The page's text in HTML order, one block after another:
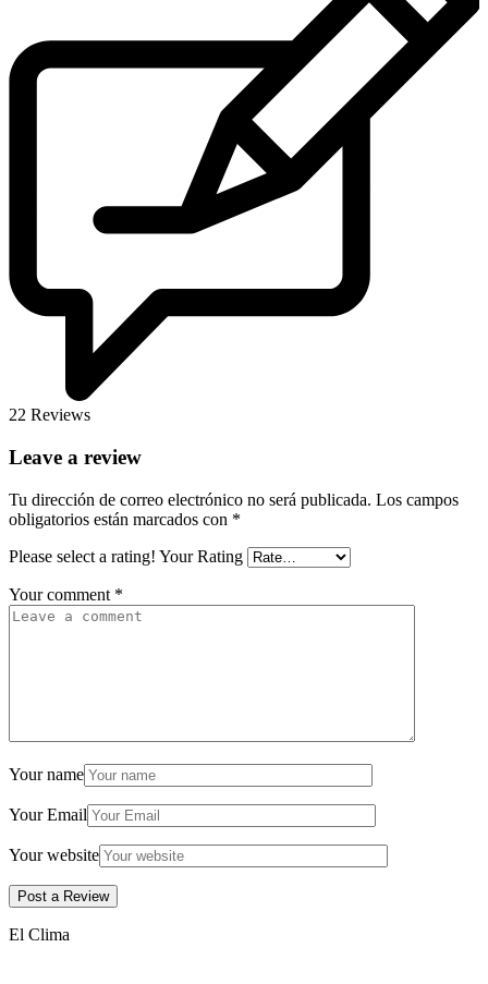
22 Reviews
Leave a review
Tu dirección de correo electrónico no será publicada. Los campos
obligatorios están marcados con *
Please select a rating! Your Rating
Your comment *
Your name
Your Email
Your website
El Clima